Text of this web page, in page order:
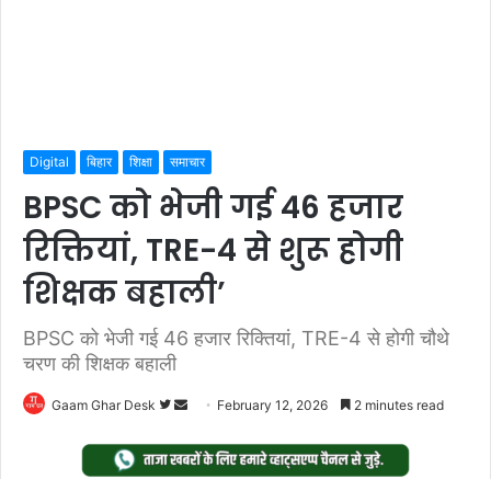
Digital बिहार शिक्षा समाचार
BPSC को भेजी गई 46 हजार
रिक्तियां, TRE-4 से शुरू होगी
शिक्षक बहाली’
BPSC को भेजी गई 46 हजार रिक्तियां, TRE-4 से होगी चौथे
चरण की शिक्षक बहाली
Gaam Ghar Desk
Follow
Twitter
Send
email
February 12, 2026 2 minutes read